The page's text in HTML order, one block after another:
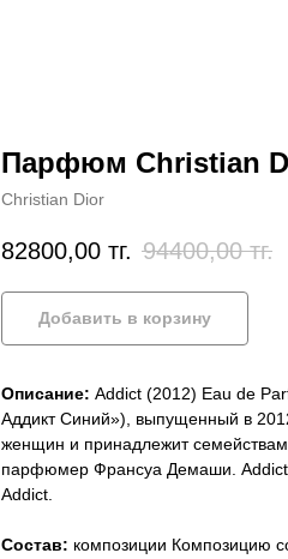
Парфюм Christian
Christian Dior
82800,00 тг. 94400,00 тг.
Добавить в корзину
Описание: Addict (2012) Eau de
Аддикт Синий»), выпущенный в
женщин и принадлежит
парфюмер Франсуа Демаши. Addict
Addict.
Состав: композиции Композицию